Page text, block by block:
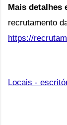
Mais detalhes
https://
Locais -